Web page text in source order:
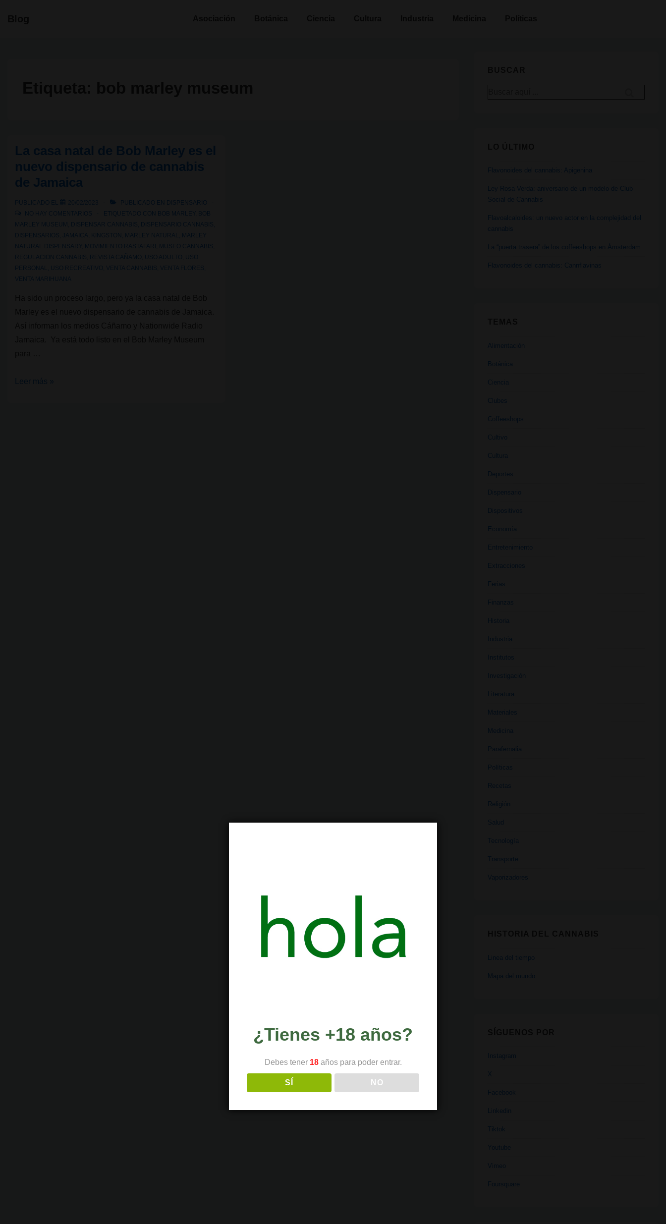
La casa natal de Bob Marley es el
nuevo dispensario de cannabis
de Jamaica
PUBLICADO EL 20/02/2023 PUBLICADO EN
DISPENSARIO
NO HAY COMENTARIOS
ETIQUETADO CON BOB MARLEY
BOB
MARLEY MUSEUM
DISPENSAR CANNABIS DISPENSARIO CANNABIS
DISPENSARIOS
JAMAICA KINGSTON MARLEY NATURAL
MARLEY
NATURAL DISPENSARY
MOVIMIENTO RASTAFARI MUSEO CANNABIS
REGULACION CANNABIS
REVISTA CAÑAMO USO ADULTO
USO
PERSONAL
USO RECREATIVO VENTA CANNABIS VENTA FLORES
VENTA MARIHUANA
La
Leer más »
Flavonoides del cannabis: Apigenina
Ley Rosa Verda: aniversario de un modelo de Club
Social de Cannabis
Flavoalcaloides: un nuevo actor en la complejidad del
cannabis
La “puerta trasera” de los coffeeshops en Ámsterdam
Flavonoides del cannabis: Cannflavinas
Alimentación
Botánica
Ciencia
Clubes
Coffeeshops
Cultivo
Cultura
Deportes
Dispensario
Dispositivos
Economía
Entretenimiento
Extracciones
Ferias
Finanzas
Historia
Industria
Institutos
Investigación
Literatura
Materiales
Medicina
Parafernalia
Políticas
Recetas
Religión
Salud
Tecnología
Transporte
Vaporizadores
Linea del tiempo
Mapa del mundo
Instagram
X
Facebook
Linkedin
Tiktok
Youtube
Vimeo
Foursquare
¿Tienes +18 años?
Debes tener 18años para poder entrar.
SÍ NO